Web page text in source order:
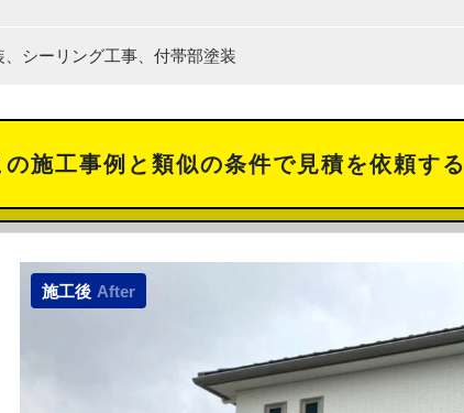
、シーリング工事、付帯部塗装
の施工事例と類似の条件で見積を依頼する
施工後 After